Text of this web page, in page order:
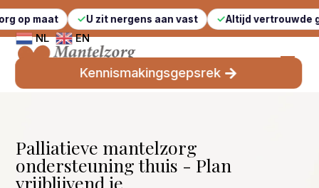
U zit nergens aan vast Altijd vertrouwde gezichten
NL EN
Kennismakingsgepsrek
Palliatieve mantelzorg
ondersteuning thuis - Plan
vrijblijvend je